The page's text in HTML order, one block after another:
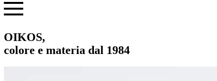
OIKOS,
colore e materia dal 1984